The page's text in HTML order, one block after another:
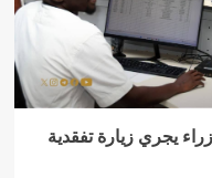
يجري زيارة تفقدية